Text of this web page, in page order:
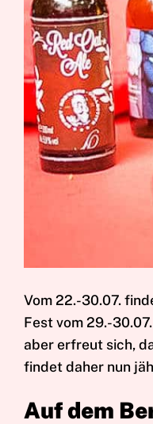
Vom 22.-30.07.
Fest vom 29.-
aber erfreut sich,
findet daher nun
Auf dem